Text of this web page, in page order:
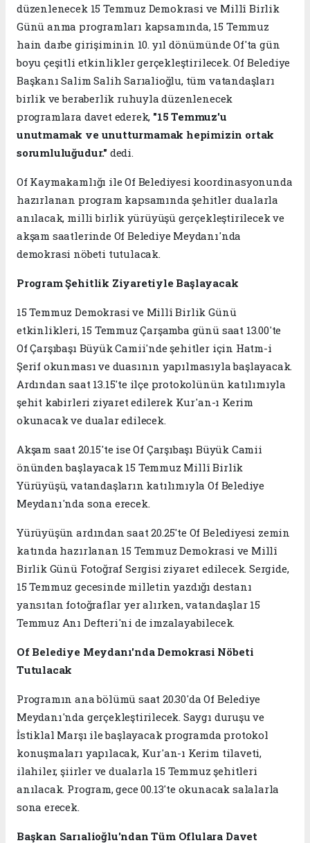
düzenlenecek 15 Temmuz Demokrasi ve Millî Birlik
Günü anma programları kapsamında, 15 Temmuz
hain darbe girişiminin 10. yıl dönümünde Of'ta gün
boyu çeşitli etkinlikler gerçekleştirilecek. Of Belediye
Başkanı Salim Salih Sarıalioğlu, tüm vatandaşları
birlik ve beraberlik ruhuyla düzenlenecek
programlara davet ederek, "15 Temmuz'u
unutmamak ve unutturmamak hepimizin ortak
sorumluluğudur." dedi.
Of Kaymakamlığı ile Of Belediyesi koordinasyonunda
hazırlanan program kapsamında şehitler dualarla
anılacak, milli birlik yürüyüşü gerçekleştirilecek ve
akşam saatlerinde Of Belediye Meydanı'nda
demokrasi nöbeti tutulacak.
Program Şehitlik Ziyaretiyle Başlayacak
15 Temmuz Demokrasi ve Millî Birlik Günü
etkinlikleri, 15 Temmuz Çarşamba günü saat 13.00'te
Of Çarşıbaşı Büyük Camii'nde şehitler için Hatm-i
Şerif okunması ve duasının yapılmasıyla başlayacak.
Ardından saat 13.15'te ilçe protokolünün katılımıyla
şehit kabirleri ziyaret edilerek Kur'an-ı Kerim
okunacak ve dualar edilecek.
Akşam saat 20.15'te ise Of Çarşıbaşı Büyük Camii
önünden başlayacak 15 Temmuz Millî Birlik
Yürüyüşü, vatandaşların katılımıyla Of Belediye
Meydanı'nda sona erecek.
Yürüyüşün ardından saat 20.25'te Of Belediyesi zemin
katında hazırlanan 15 Temmuz Demokrasi ve Millî
Birlik Günü Fotoğraf Sergisi ziyaret edilecek. Sergide,
15 Temmuz gecesinde milletin yazdığı destanı
yansıtan fotoğraflar yer alırken, vatandaşlar 15
Temmuz Anı Defteri'ni de imzalayabilecek.
Of Belediye Meydanı'nda Demokrasi Nöbeti
Tutulacak
Programın ana bölümü saat 20.30'da Of Belediye
Meydanı'nda gerçekleştirilecek. Saygı duruşu ve
İstiklal Marşı ile başlayacak programda protokol
konuşmaları yapılacak, Kur'an-ı Kerim tilaveti,
ilahiler, şiirler ve dualarla 15 Temmuz şehitleri
anılacak. Program, gece 00.13'te okunacak salalarla
sona erecek.
Başkan Sarıalioğlu'ndan Tüm Oflulara Davet